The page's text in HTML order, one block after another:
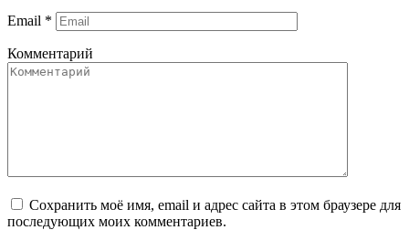
Email *
Комментарий
Сохранить моё имя, email и адрес сайта в этом браузере для
последующих моих комментариев.